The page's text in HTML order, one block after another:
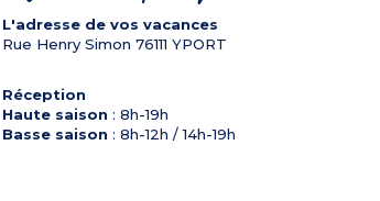
L'adresse de vos vacances
Rue Henry Simon 76111 YPORT
Réception
Haute saison : 8h-19h
Basse saison : 8h-12h / 14h-19h